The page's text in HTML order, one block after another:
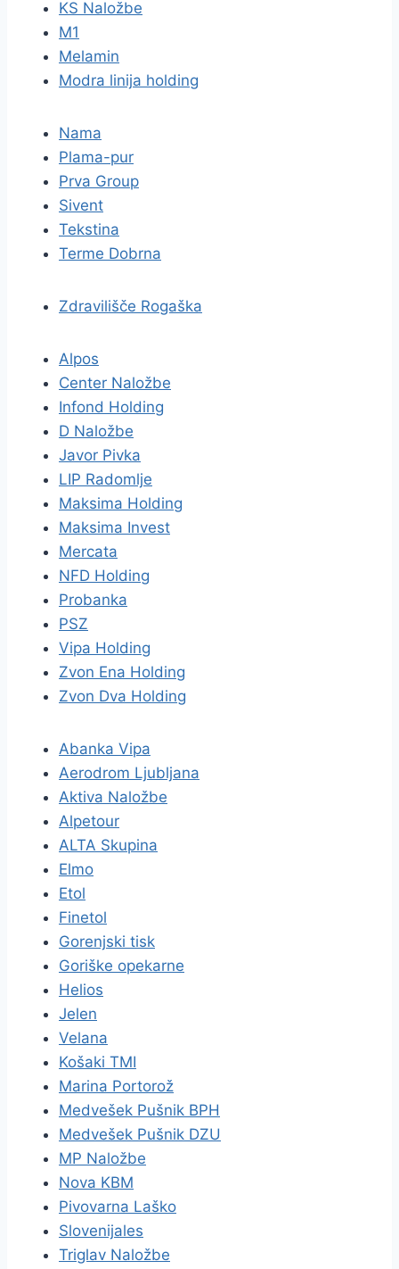
KS Naložbe
M1
Melamin
Modra linija holding
Nama
Plama-pur
Prva Group
Sivent
Tekstina
Terme Dobrna
Zdravilišče Rogaška
Alpos
Center Naložbe
Infond Holding
D Naložbe
Javor Pivka
LIP Radomlje
Maksima Holding
Maksima Invest
Mercata
NFD Holding
Probanka
PSZ
Vipa Holding
Zvon Ena Holding
Zvon Dva Holding
Abanka Vipa
Aerodrom Ljubljana
Aktiva Naložbe
Alpetour
ALTA Skupina
Elmo
Etol
Finetol
Gorenjski tisk
Goriške opekarne
Helios
Jelen
Velana
Košaki TMI
Marina Portorož
Medvešek Pušnik BPH
Medvešek Pušnik DZU
MP Naložbe
Nova KBM
Pivovarna Laško
Slovenijales
Triglav Naložbe